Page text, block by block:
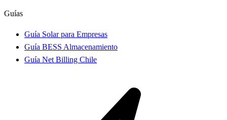
Guías
Guía Solar para Empresas
Guía BESS Almacenamiento
Guía Net Billing Chile